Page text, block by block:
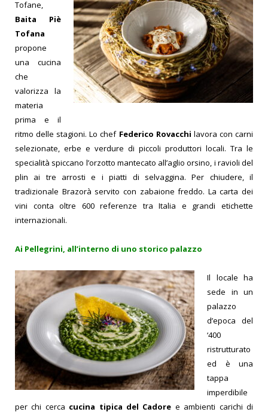
Tofane,
Baita Piè
Tofana
propone
una cucina
che
valorizza la
materia
prima e il
ritmo delle stagioni. Lo chef Federico Rovacchi lavora con carni
selezionate, erbe e verdure di piccoli produttori locali. Tra le
specialità spiccano l’orzotto mantecato all’aglio orsino, i ravioli del
plin ai tre arrosti e i piatti di selvaggina. Per chiudere, il
tradizionale Brazorà servito con zabaione freddo. La carta dei
vini conta oltre 600 referenze tra Italia e grandi etichette
internazionali.
Ai Pellegrini, all’interno di uno storico palazzo
Il locale ha
sede in un
palazzo
d’epoca del
‘400
ristrutturato
ed è una
tappa
imperdibile
per chi cerca cucina tipica del Cadore e ambienti carichi di